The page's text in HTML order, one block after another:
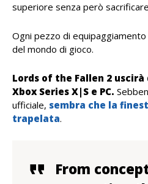
superiore senza però
Ogni pezzo di
del mondo di gioco.
Lords of the Fallen 2 uscirà
Xbox Series X|S e PC.
ufficiale, sembra che la
trapelata.
From